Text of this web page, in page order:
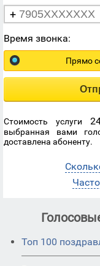
+
Время звонка:
Прямо
Стоимость услуги
выбранная вами
доставлена абоненту.
Топ 100